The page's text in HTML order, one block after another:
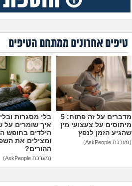
טיפים אחרונים ממתחם הטיפים
מדברים על זה פתוח: 5
מיתוסים על צעצועי מין
שהגיע הזמן לנפץ
(מערכת AskPeople)
בלי מסגרות
איך שומרים על
הילדים בחופש
ומצילים את
ההורים?
(מערכת AskPeople)